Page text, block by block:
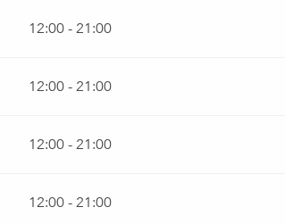
12:00 - 21:00
12:00 - 21:00
12:00 - 21:00
12:00 - 21:00